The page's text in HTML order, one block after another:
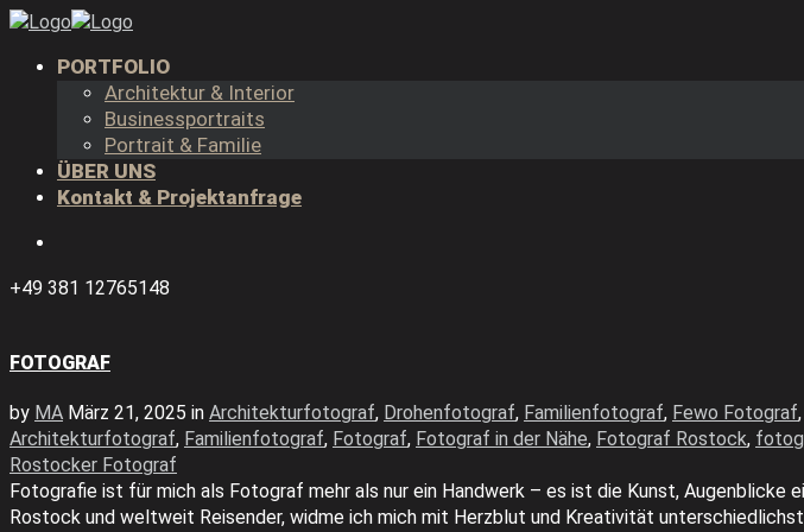
PORTFOLIO
Architektur & Interior
Businessportraits
Portrait & Familie
ÜBER UNS
Kontakt & Projektanfrage
+49 381 12765148
FOTOGRAF
by MA März 21, 2025 in Architekturfotograf, Drohenfotograf, Familienfotograf, Fewo Fotograf,
Architekturfotograf, Familienfotograf, Fotograf, Fotograf in der Nähe, Fotograf Rostock,
Rostocker Fotograf
Fotografie ist für mich als Fotograf mehr als nur ein Handwerk – es ist die Kunst, Augenblicke
Rostock und weltweit Reisender, widme ich mich mit Herzblut und Kreativität